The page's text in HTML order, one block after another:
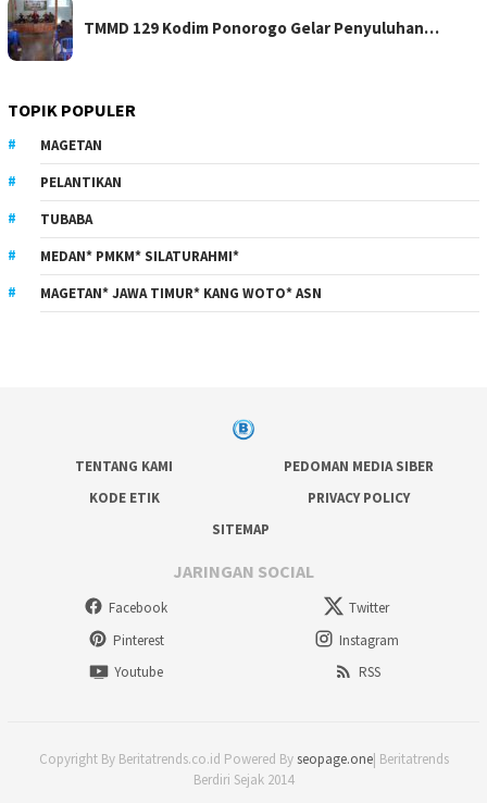
TMMD 129 Kodim Ponorogo Gelar Penyuluhan…
TOPIK POPULER
MAGETAN
PELANTIKAN
TUBABA
MEDAN* PMKM* SILATURAHMI*
MAGETAN* JAWA TIMUR* KANG WOTO* ASN
TENTANG KAMI
PEDOMAN MEDIA SIBER
KODE ETIK
PRIVACY POLICY
SITEMAP
JARINGAN SOCIAL
Facebook
Twitter
Pinterest
Instagram
Youtube
RSS
Copyright By Beritatrends.co.id Powered Byseopage.one| Beritatrends
Berdiri Sejak 2014